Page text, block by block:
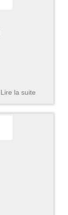
Lire la suite